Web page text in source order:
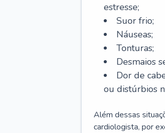
estresse;
Suor frio;
Náuseas;
Tonturas;
Desmaios
Dor de
ou distúrbios
Além dessas
cardiologista, por